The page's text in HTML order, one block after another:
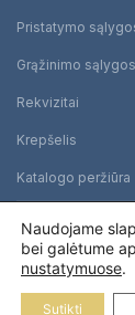
Pristatymo
Grąžinimo sąlygos
Rekvizitai
Krepšelis
Katalogo peržiūra
© 2026 UAB
Privatumo politika
Naudojame
bei galėtume
nustatymuose.
Sutikti